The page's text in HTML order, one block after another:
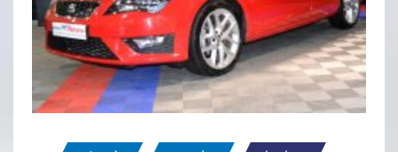
SEAT LÉON FR 2.0 TDI 150